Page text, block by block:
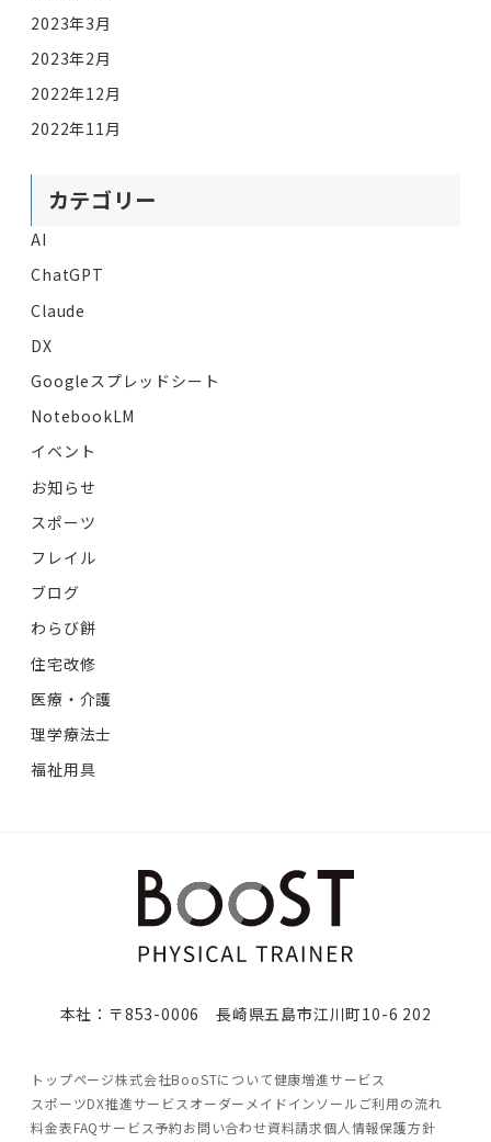
2023年3月
2023年2月
2022年12月
2022年11月
カテゴリー
AI
ChatGPT
Claude
DX
Googleスプレッドシート
NotebookLM
イベント
お知らせ
スポーツ
フレイル
ブログ
わらび餅
住宅改修
医療・介護
理学療法士
福祉用具
本社：〒853-0006 長崎県五島市江川町10-6 202
トップページ株式会社BooSTについて健康増進サービス
スポーツDX推進サービス オーダーメイドインソール ご利用の流れ
料金表FAQサービス予約お問い合わせ資料請求個人情報保護方針